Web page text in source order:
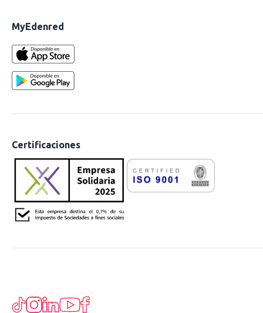
MyEdenred
Certificaciones